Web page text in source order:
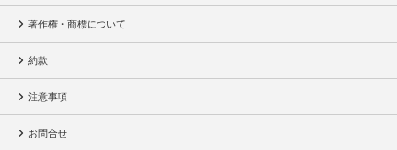
著作権・商標について
約款
注意事項
お問合せ